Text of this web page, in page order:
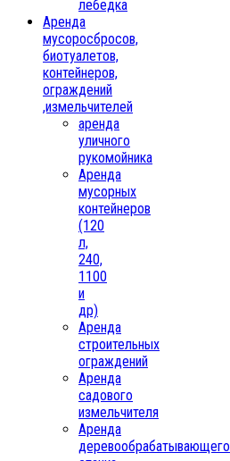
лебедка
Аренда
мусоросбросов,
биотуалетов,
контейнеров,
ограждений
,измельчителей
аренда
уличного
рукомойника
Аренда
мусорных
контейнеров
(120
л,
240,
1100
и
др)
Аренда
строительных
ограждений
Аренда
садового
измельчителя
Аренда
деревообрабатывающего